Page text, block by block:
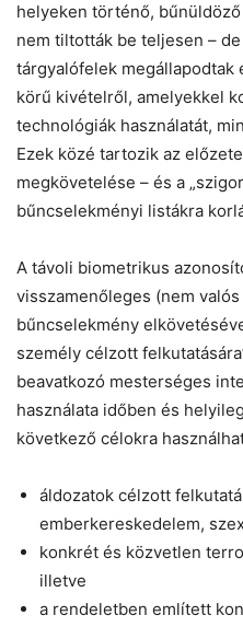
helyeken történő,
nem tiltották be teljesen –
tárgyalófelek
körű kivételről, amelyekkel
technológiák használatát,
Ezek közé tartozik az
megkövetelése – és a
bűncselekményi listákra
A távoli biometrikus
visszamenőleges (nem
bűncselekmény
személy célzott
beavatkozó mesterséges
használata időben és
következő célokra
áldozatok célzott
emberkereskedelem,
konkrét és közvetlen
illetve
a rendeletben említett